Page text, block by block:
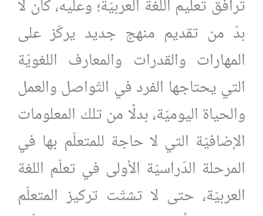
ترافق تعليم اللغة العربيّة؛ وعليه، كان لا
بدّ من تقديم منهج جديد يركّز على
المهارات والقدرات والمعارف اللغويّة
التي يحتاجها الفرد في التّواصل والعمل
والحياة اليوميّة، بدلًا من تلك المعلومات
الإضافيّة التي لا حاجة للمتعلّم بها في
المرحلة الدّراسيّة الأولى في تعلّم اللغة
العربيّة، حتى لا تشتّت تركيز المتعلّم